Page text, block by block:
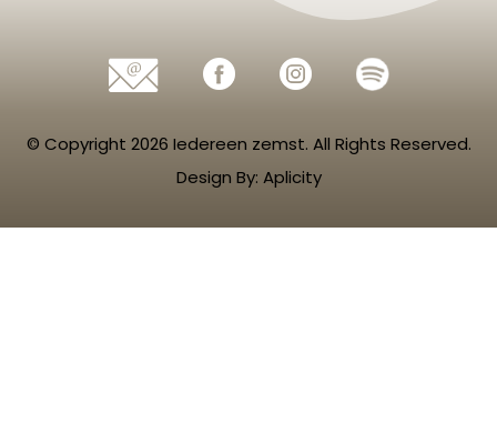
© Copyright 2026 Iedereen zemst. All Rights Reserved.
Design By: Aplicity